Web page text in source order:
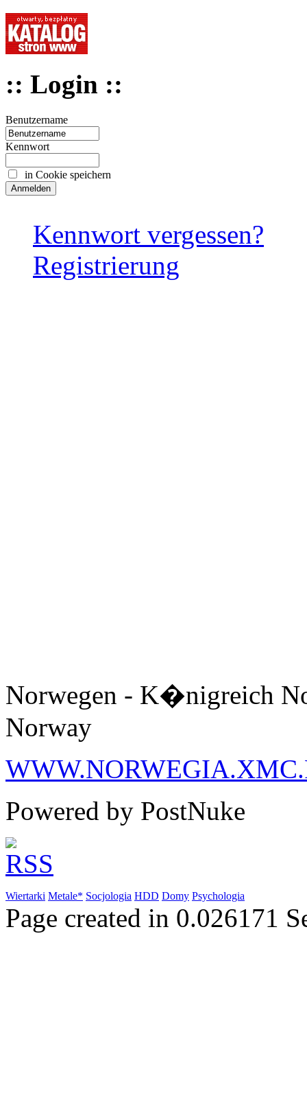
:: Login ::
Benutzername
Kennwort
in Cookie speichern
Kennwort vergessen?
Registrierung
Norwegen - K�nigreich
Norway
Powered by PostNuke
Wiertarki Metale* Socjologia HDD Domy Psychologia
Page created in 0.026171